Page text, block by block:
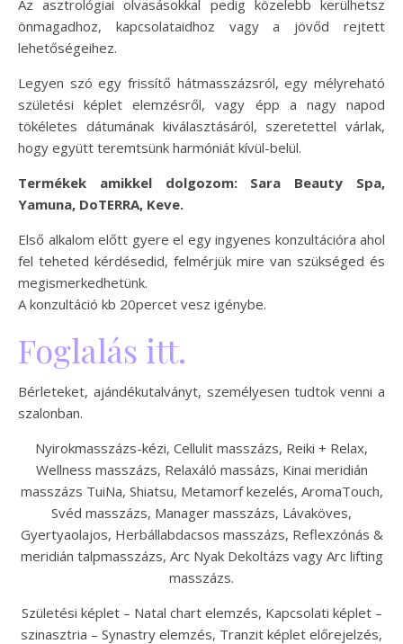
Az asztrológiai olvasásokkal pedig közelebb kerülhetsz
önmagadhoz, kapcsolataidhoz vagy a jövőd rejtett
lehetőségeihez.
Legyen szó egy frissítő hátmasszázsról, egy mélyreható
születési képlet elemzésről, vagy épp a nagy napod
tökéletes dátumának kiválasztásáról, szeretettel várlak,
hogy együtt teremtsünk harmóniát kívül-belül.
Termékek amikkel dolgozom: Sara Beauty Spa,
Yamuna, DoTERRA, Keve.
Első alkalom előtt gyere el egy ingyenes konzultációra ahol
fel teheted kérdésedid, felmérjük mire van szükséged és
megismerkedhetünk.
A konzultáció kb 20percet vesz igénybe.
Foglalás itt.
Bérleteket, ajándékutalványt, személyesen tudtok venni a
szalonban.
Nyirokmasszázs-kézi, Cellulit masszázs, Reiki + Relax,
Wellness masszázs, Relaxáló massázs, Kinai meridián
masszázs TuiNa, Shiatsu, Metamorf kezelés, AromaTouch,
Svéd masszázs, Manager masszázs, Lávaköves,
Gyertyaolajos, Herbállabdacsos masszázs, Reflexzónás &
meridián talpmasszázs, Arc Nyak Dekoltázs vagy Arc lifting
masszázs.
Születési képlet – Natal chart elemzés, Kapcsolati képlet –
szinasztria – Synastry elemzés, Tranzit képlet előrejelzés,